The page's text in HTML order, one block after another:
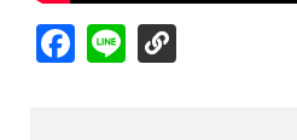
Facebook
Line